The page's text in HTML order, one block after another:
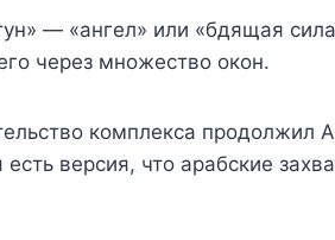
— «ангел» или «бдящая
через множество окон.
комплекса продолжил
версия, что арабские